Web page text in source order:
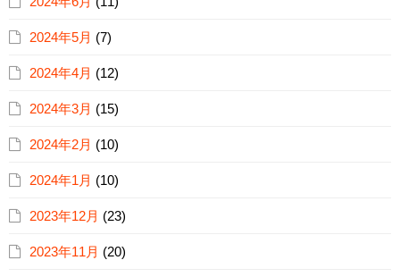
2024年5月 (7)
2024年4月 (12)
2024年3月 (15)
2024年2月 (10)
2024年1月 (10)
2023年12月 (23)
2023年11月 (20)